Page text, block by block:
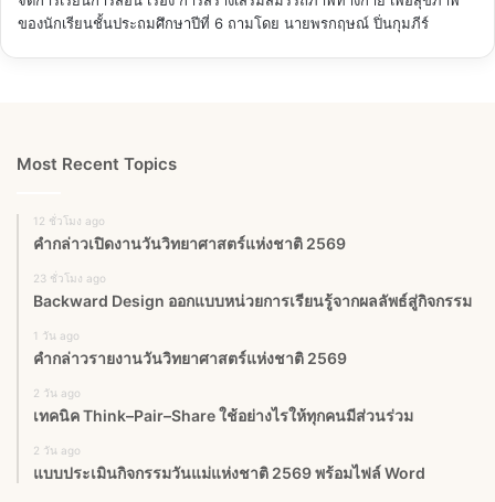
ของนักเรียนชั้นประถมศึกษาปีที่ 6 ถามโดย นายพรกฤษณ์ ปิ่นกุมภีร์
Most Recent Topics
12 ชั่วโมง ago
คำกล่าวเปิดงานวันวิทยาศาสตร์แห่งชาติ 2569
23 ชั่วโมง ago
Backward Design ออกแบบหน่วยการเรียนรู้จากผลลัพธ์สู่กิจกรรม
1 วัน ago
คำกล่าวรายงานวันวิทยาศาสตร์แห่งชาติ 2569
2 วัน ago
เทคนิค Think–Pair–Share ใช้อย่างไรให้ทุกคนมีส่วนร่วม
2 วัน ago
แบบประเมินกิจกรรมวันแม่แห่งชาติ 2569 พร้อมไฟล์ Word